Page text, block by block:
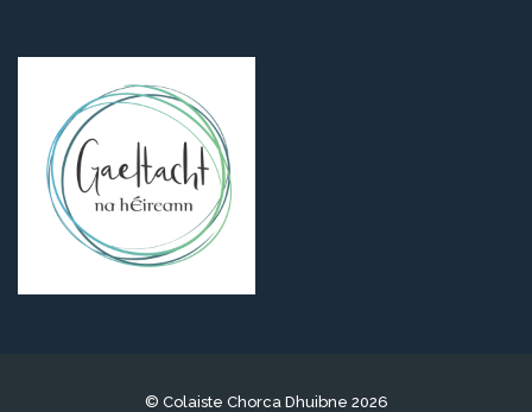
© Colaiste Chorca Dhuibne 2026